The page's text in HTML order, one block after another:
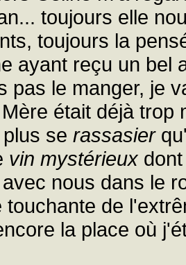
toujours elle
toujours la
ayant reçu un bel
pas le manger, je
était déjà
se rassasier
vin mystérieux
nous dans le
touchante de
la place où